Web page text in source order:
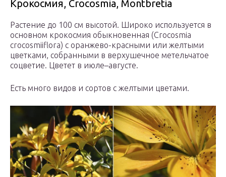
Крокосмия, Crocosmia, Montbretia
Растение до 100 см высотой. Широко используется в
основном крокосмия обыкновенная (Crocosmia
crocosmiiflora) с оранжево-красными или желтыми
цветками, собранными в верхушечное метельчатое
соцветие. Цветет в июле–августе.
Есть много видов и сортов с желтыми цветами.